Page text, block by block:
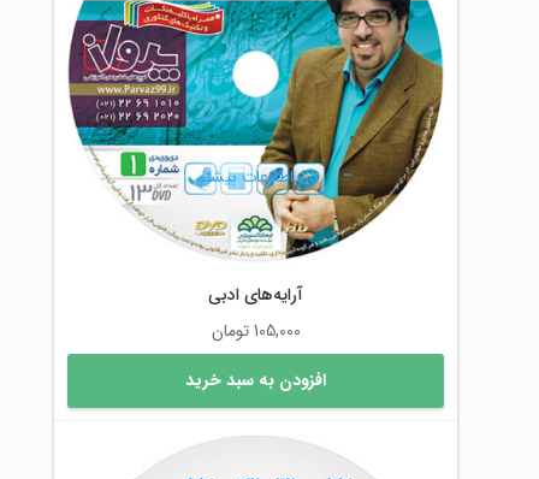
اطلاعات بیشتر
آرایه‌های ادبی
105,000 تومان
افزودن به سبد خرید